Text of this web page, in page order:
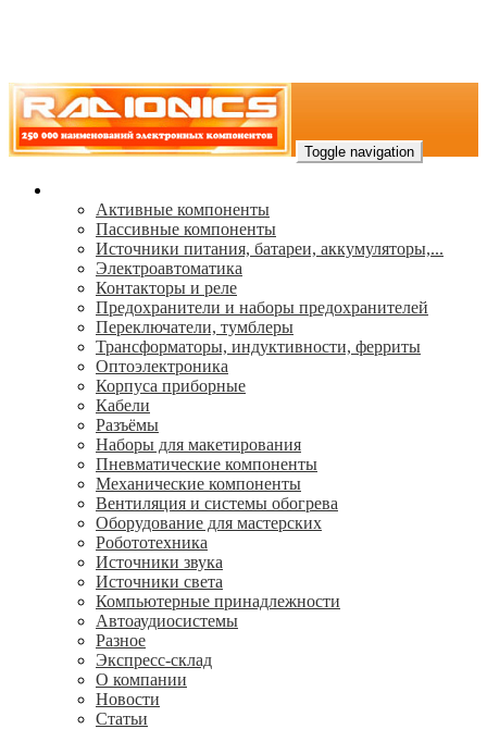
Toggle navigation
Активные компоненты
Пассивные компоненты
Источники питания, батареи, аккумуляторы,...
Электроавтоматика
Контакторы и реле
Предохранители и наборы предохранителей
Переключатели, тумблеры
Трансформаторы, индуктивности, ферриты
Oптоэлектроника
Корпуса приборные
Кабели
Разъёмы
Наборы для макетирования
Пневматические компоненты
Механические компоненты
Вентиляция и системы обогрева
Оборудование для мастерских
Робототехника
Источники звука
Источники света
Компьютерные принадлежности
Автоаудиосистемы
Разное
Экспресс-склад
О компании
Новости
Статьи